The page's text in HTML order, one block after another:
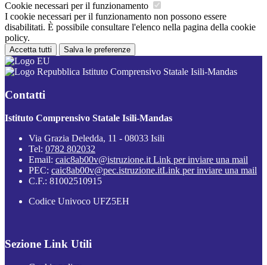
Cookie necessari per il funzionamento
I cookie necessari per il funzionamento non possono essere
disabilitati. È possibile consultare l'elenco nella pagina della cookie
policy.
Accetta tutti Salva le preferenze
Istituto Comprensivo Statale Isili-Mandas
Contatti
Istituto Comprensivo Statale Isili-Mandas
Via Grazia Deledda, 11 - 08033 Isili
Tel: 0782 802032
Email: caic8ab00v@istruzione.it Link per inviare una mail
PEC: caic8ab00v@pec.istruzione.itLink per inviare una mail
C.F.: 81002510915
Codice Univoco UFZ5EH
Sezione Link Utili